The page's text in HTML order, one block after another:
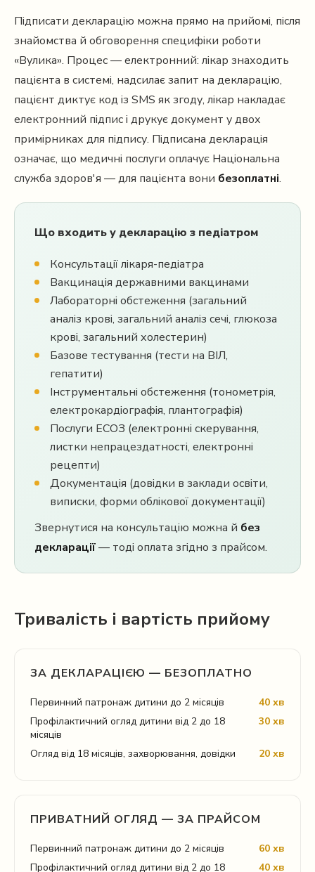
Підписати декларацію можна прямо на прийомі, після
знайомства й обговорення специфіки роботи
«Вулика». Процес — електронний: лікар знаходить
пацієнта в системі, надсилає запит на декларацію,
пацієнт диктує код із SMS як згоду, лікар накладає
електронний підпис і друкує документ у двох
примірниках для підпису. Підписана декларація
означає, що медичні послуги оплачує Національна
служба здоров'я — для пацієнта вони безоплатні.
Що входить у декларацію з педіатром
Консультації лікаря-педіатра
Вакцинація державними вакцинами
Лабораторні обстеження (загальний
аналіз крові, загальний аналіз сечі, глюкоза
крові, загальний холестерин)
Базове тестування (тести на ВІЛ,
гепатити)
Інструментальні обстеження (тонометрія,
електрокардіографія, плантографія)
Послуги ЕСОЗ (електронні скерування,
листки непрацездатності, електронні
рецепти)
Документація (довідки в заклади освіти,
виписки, форми облікової документації)
Звернутися на консультацію можна й без
декларації— тоді оплата згідно з прайсом.
Тривалість і вартість прийому
ЗА ДЕКЛАРАЦІЄЮ — БЕЗОПЛАТНО
Первинний патронаж дитини до 2 місяців
40 хв
Профілактичний огляд дитини від 2 до 18
місяців
30 хв
Огляд від 18 місяців, захворювання, довідки 20 хв
ПРИВАТНИЙ ОГЛЯД — ЗА ПРАЙСОМ
Первинний патронаж дитини до 2 місяців
60 хв
Профілактичний огляд дитини від 2 до 18
40 хв